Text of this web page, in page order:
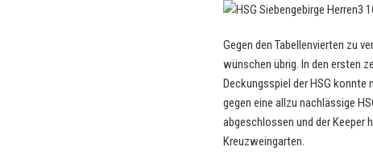
Gegen den Tabellenvierten zu
wünschen übrig. In den ersten
Deckungsspiel der HSG
gegen eine allzu nachlässige
abgeschlossen und der Keeper
Kreuzweingarten.